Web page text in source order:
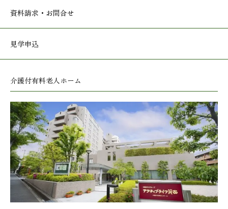
資料請求・お問合せ
見学申込
介護付有料老人ホーム